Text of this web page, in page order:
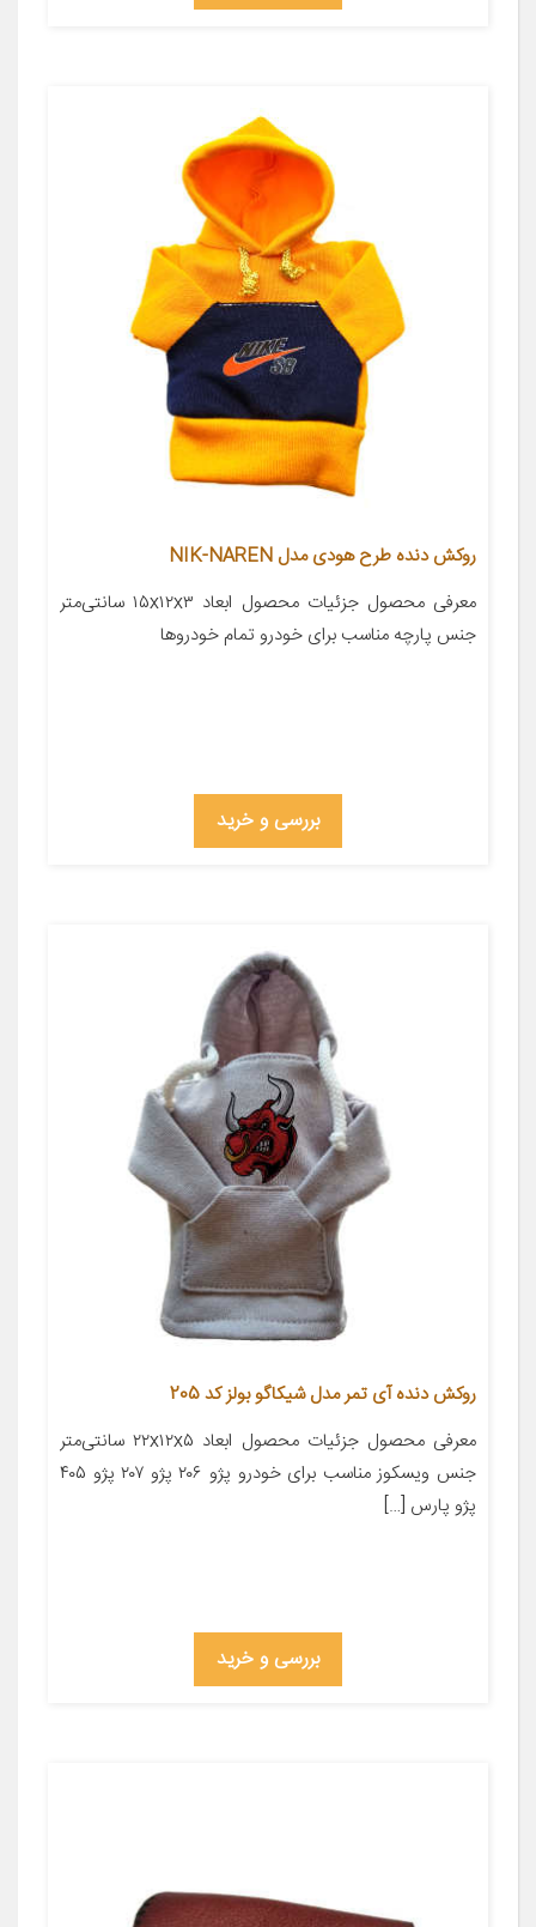
روکش دنده طرح هودی مدل NIK-NAREN
معرفی محصول جزئیات محصول ابعاد ۱۵x۱۲x۳ سانتی‌متر
جنس پارچه مناسب برای خودرو تمام خودروها
بررسی و خرید
روکش دنده آی تمر مدل شیکاگو بولز کد 205
معرفی محصول جزئیات محصول ابعاد ۲۲x۱۲x۵ سانتی‌متر
جنس ویسکوز مناسب برای خودرو پژو ۲۰۶ پژو ۲۰۷ پژو ۴۰۵
پژو پارس […]
بررسی و خرید